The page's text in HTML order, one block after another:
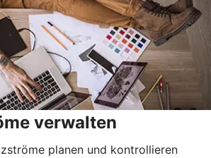
verwalten
planen und kontrollieren